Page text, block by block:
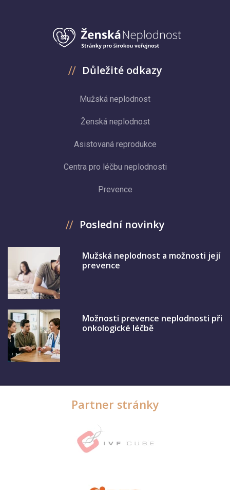
Důležité odkazy
Mužská neplodnost
Ženská neplodnost
Asistovaná reprodukce
Centra pro léčbu neplodnosti
Prevence
Poslední novinky
Mužská neplodnost a možnosti její
prevence
Možnosti prevence neplodnosti při
onkologické léčbě
Partner stránky